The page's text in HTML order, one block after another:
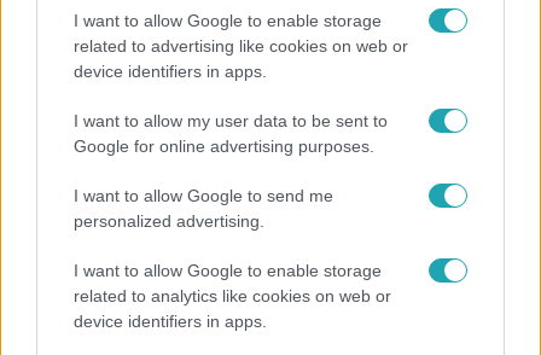
I want to allow Google to enable storage
related to advertising like cookies on web or
device identifiers in apps.
I want to allow my user data to be sent to
Google for online advertising purposes.
I want to allow Google to send me
personalized advertising.
I want to allow Google to enable storage
related to analytics like cookies on web or
device identifiers in apps.
Visszatért a gyökerekhez a BSW, a lányok
kedvenceitől óriási meglepetésekre számíthatunk
A BSW 20 éves lett, az ünnepléshez pedig vasárnap
érkezik a Klasszik album – tele titkos közreműködőkkel és